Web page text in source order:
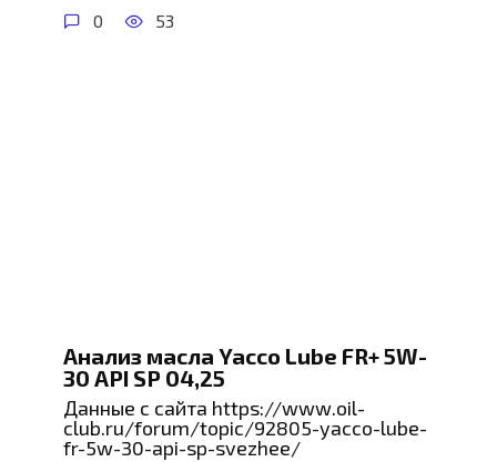
0 53
Анализ масла Yacco Lube FR+ 5W-
30 API SP 04,25
Данные с сайта https://www.oil-
club.ru/forum/topic/92805-yacco-lube-
fr-5w-30-api-sp-svezhee/